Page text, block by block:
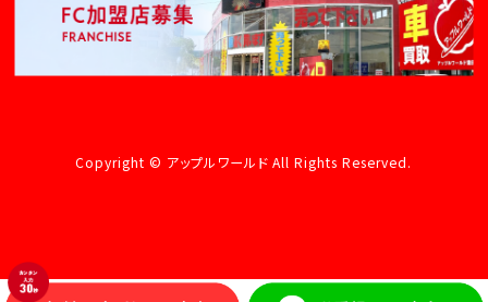
Copyright © アップルワールド All Rights Reserved.